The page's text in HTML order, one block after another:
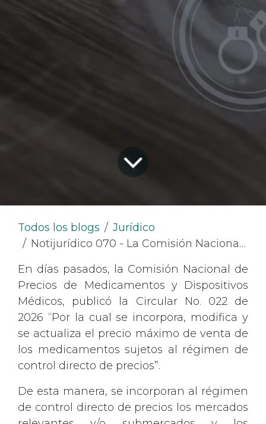
Todos los blogs
Jurídico
Notijurídico 070 - La Comisión Nacional de Precios de Medicamentos y Dispositivos Médicos actualiza el precio máximo de venta de los medicamentos sujetos al régimen de control directo
En días pasados, la Comisión Nacional de
Precios de Medicamentos y Dispositivos
Médicos, publicó la Circular No. 022 de
2026 “Por la cual se incorpora, modifica y
se actualiza el precio máximo de venta de
los medicamentos sujetos al régimen de
control directo de precios”.
De esta manera, se incorporan al régimen
de control directo de precios los mercados